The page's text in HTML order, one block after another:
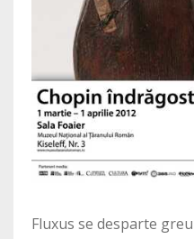
Fluxus se desparte